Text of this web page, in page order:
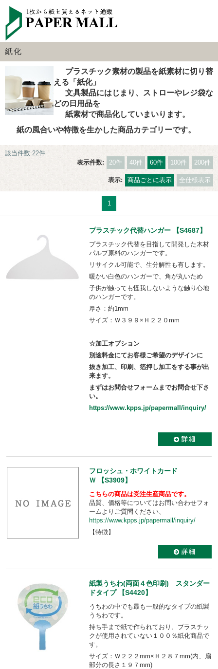
紙化
プラスチック素材の製品を紙素材に切り替
える「紙化」
文具製品にはじまり、ストローやレジ袋な
どの日用品を
紙素材で商品化していまいります。
紙の風合いや特徴を生かした商品カテゴリーです。
該当件数:22件
表示件数:
20件 40件 60件 100件 200件
表示: 商品ごとに表示 全仕様表示
1
プラスチック代替ハンガー 【S4687】
プラスチック代替を目指して開発した木材
パルプ原料のハンガーです。
リサイクル可能で、生分解性も有します。
暖かい白色のハンガーで、角が丸いため
子供が触っても怪我しないような触り心地
のハンガーです。
厚さ：約1mm
サイズ：Ｗ３９９×Ｈ２２０mm
☆加工オプション
別途料金にてお客様ご希望のデザインに
抜き加工、印刷、箔押し加工をする事が出
来ます。
まずはお問合せフォームまでお問合せ下さ
い。
https://www.kpps.jp/papermall/inquiry/
フロッシュ・ホワイトカード
Ｗ 【S3909】
こちらの商品は受注生産商品です。
品質、価格等についてはお問い合わせフォ
ームよりご質問ください、
https://www.kpps.jp/papermall/inquiry/
【特徴】
紙製うちわ(両面４色印刷) スタンダー
ドタイプ 【S4420】
うちわの中でも最も一般的なタイプの紙製
うちわです。
持ち手まで紙で作られており、プラスチッ
クが使用されていない１００％紙化商品で
す。
サイズ：Ｗ２２２mm×Ｈ２８７mm(内、扇
部分の長さ１９７mm)